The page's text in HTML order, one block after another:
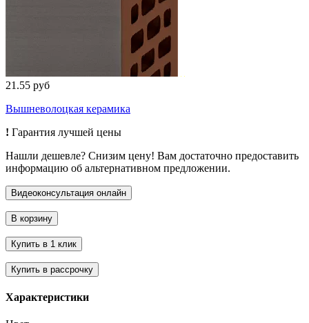
21.55 руб
Вышневолоцкая керамика
! Гарантия лучшей цены
Нашли дешевле? Снизим цену! Вам достаточно предоставить
информацию об альтернативном предложении.
Характеристики